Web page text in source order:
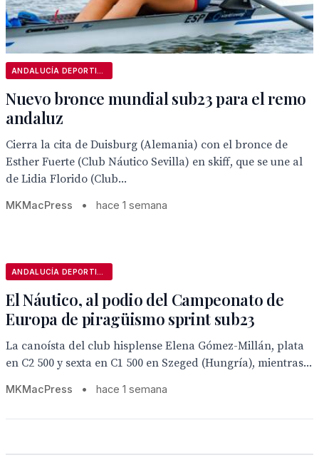
Nuevo bronce mundial sub23 para el remo
andaluz
Cierra la cita de Duisburg (Alemania) con el bronce de
Esther Fuerte (Club Náutico Sevilla) en skiff, que se une al
de Lidia Florido (Club...
MKMacPress • hace 1 semana
El Náutico, al podio del Campeonato de
Europa de piragüismo sprint sub23
La canoísta del club hisplense Elena Gómez-Millán, plata
en C2 500 y sexta en C1 500 en Szeged (Hungría), mientras...
MKMacPress • hace 1 semana